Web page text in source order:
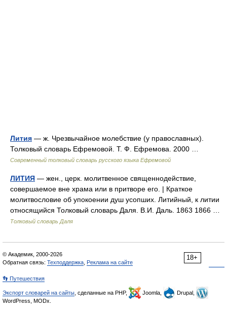
Лития — ж. Чрезвычайное молебствие (у православных).
Толковый словарь Ефремовой. Т. Ф. Ефремова. 2000 …
Современный толковый словарь русского языка Ефремовой
ЛИТИЯ — жен., церк. молитвенное священнодействие,
совершаемое вне храма или в притворе его. | Краткое
молитвословие об упокоении душ усопших. Литийный, к литии
относящийся Толковый словарь Даля. В.И. Даль. 1863 1866 …
Толковый словарь Даля
18+
© Академик, 2000-2026
Обратная связь: Техподдержка Реклама на сайте
👣 Путешествия
Экспорт словарей на сайты , сделанные на PHP, Joomla,
Drupal,
WordPress, MODx.